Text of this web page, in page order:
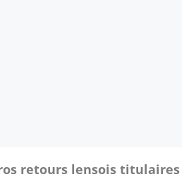
retours lensois titulaires